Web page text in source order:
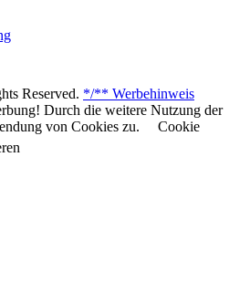
Reserved. */** Werbehinweis
Durch die weitere Nutzung der
von Cookies zu.
Cookie